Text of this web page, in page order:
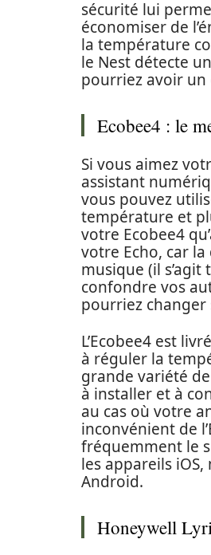
sécurité lui
économiser de
la température
le Nest détecte
pourriez avoir un
Ecobee4 : le
Si vous aimez
assistant
vous pouvez
température et
votre Ecobee4
votre Echo, car la
musique (il
confondre vos
pourriez changer
L’Ecobee4 est
à réguler la
grande variété de
à installer et à
au cas où votre
inconvénient de
fréquemment le
les appareils
Android.
Honeywell